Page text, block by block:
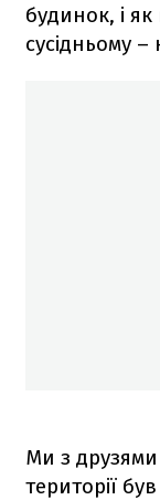
будинок, і
сусідньому
Ми з
території